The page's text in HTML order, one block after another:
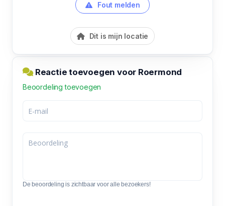
Fout melden
Dit is mijn locatie
Reactie toevoegen voor Roermond
Beoordeling toevoegen
De beoordeling is zichtbaar voor alle bezoekers!